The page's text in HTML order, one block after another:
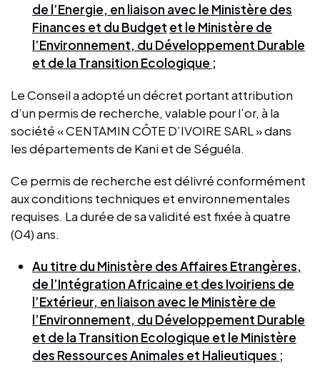
de l’Energie, en liaison avec le Ministère des
Finances et du Budget et le Ministère de
l’Environnement, du Développement Durable
et de la Transition Ecologique ;
Le Conseil a adopté un décret portant attribution
d’un permis de recherche, valable pour l’or, à la
société « CENTAMIN CÔTE D’IVOIRE SARL » dans
les départements de Kani et de Séguéla.
Ce permis de recherche est délivré conformément
aux conditions techniques et environnementales
requises. La durée de sa validité est fixée à quatre
(04) ans.
Au titre du Ministère des Affaires Etrangères,
de l’Intégration Africaine et des Ivoiriens de
l’Extérieur, en liaison avec le Ministère de
l’Environnement, du Développement Durable
et de la Transition Ecologique et le Ministère
des Ressources Animales et Halieutiques ;